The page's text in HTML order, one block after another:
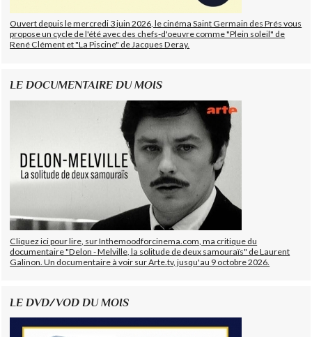
Ouvert depuis le mercredi 3 juin 2026, le cinéma Saint Germain des Prés vous
propose un cycle de l'été avec des chefs-d'oeuvre comme "Plein soleil" de
René Clément et "La Piscine" de Jacques Deray.
LE DOCUMENTAIRE DU MOIS
Cliquez ici pour lire, sur Inthemoodforcinema.com, ma critique du
documentaire "Delon - Melville, la solitude de deux samouraïs" de Laurent
Galinon. Un documentaire à voir sur Arte.tv, jusqu'au 9 octobre 2026.
LE DVD/VOD DU MOIS